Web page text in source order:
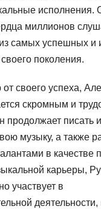
исполнения.
миллионов
самых успешных и
поколения.
своего успеха,
скромным и
продолжает писать и
музыку, а также
в качестве
карьеры,
участвует в
деятельности,